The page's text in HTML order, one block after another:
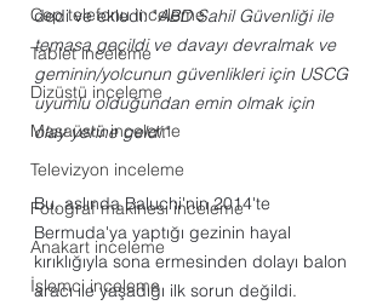
Cep telefonu inceleme
Tablet inceleme
Dizüstü inceleme
Masaüstü inceleme
Televizyon inceleme
Fotoğraf makinesi inceleme
Anakart inceleme
İşlemci inceleme
dedi ve ekledi: "ABD Sahil Güvenliği ile
temasa geçildi ve davayı devralmak ve
geminin/yolcunun güvenlikleri için USCG
uyumlu olduğundan emin olmak için
olay yerine geldi."
Bu, aslında Baluchi'nin 2014'te
Bermuda'ya yaptığı gezinin hayal
kırıklığıyla sona ermesinden dolayı balon
aracı ile yaşadığı ilk sorun değildi.